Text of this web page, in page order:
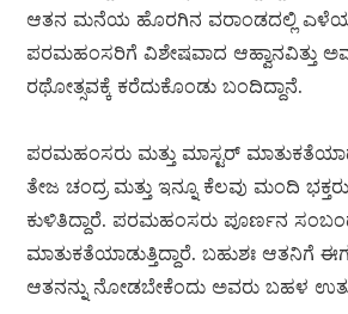
ಆತನ ಮನೆಯ ಹೊರಗಿನ ವರಾಂಡದಲ್ಲಿ
ಪರಮಹಂಸರಿಗೆ ವಿಶೇಷವಾದ ಆಹ್ವಾನವಿತ್ತು
ರಥೋತ್ಸವಕ್ಕೆ ಕರೆದುಕೊಂಡು ಬಂದಿದ್ದಾನೆ.
ಪರಮಹಂಸರು ಮತ್ತು ಮಾಸ್ಟರ್
ತೇಜ ಚಂದ್ರ ಮತ್ತು ಇನ್ನೂ ಕೆಲವು ಮಂದಿ
ಕುಳಿತಿದ್ದಾರೆ. ಪರಮಹಂಸರು ಪೂರ್ಣನ
ಮಾತುಕತೆಯಾಡುತ್ತಿದ್ದಾರೆ. ಬಹುಶಃ ಆತನಿಗೆ
ಆತನನ್ನು ನೋಡಬೇಕೆಂದು ಅವರು ಬಹಳ